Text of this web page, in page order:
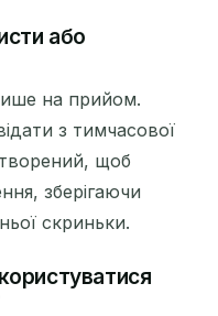
або
на прийом.
з тимчасової
щоб
зберігаючи
скриньки.